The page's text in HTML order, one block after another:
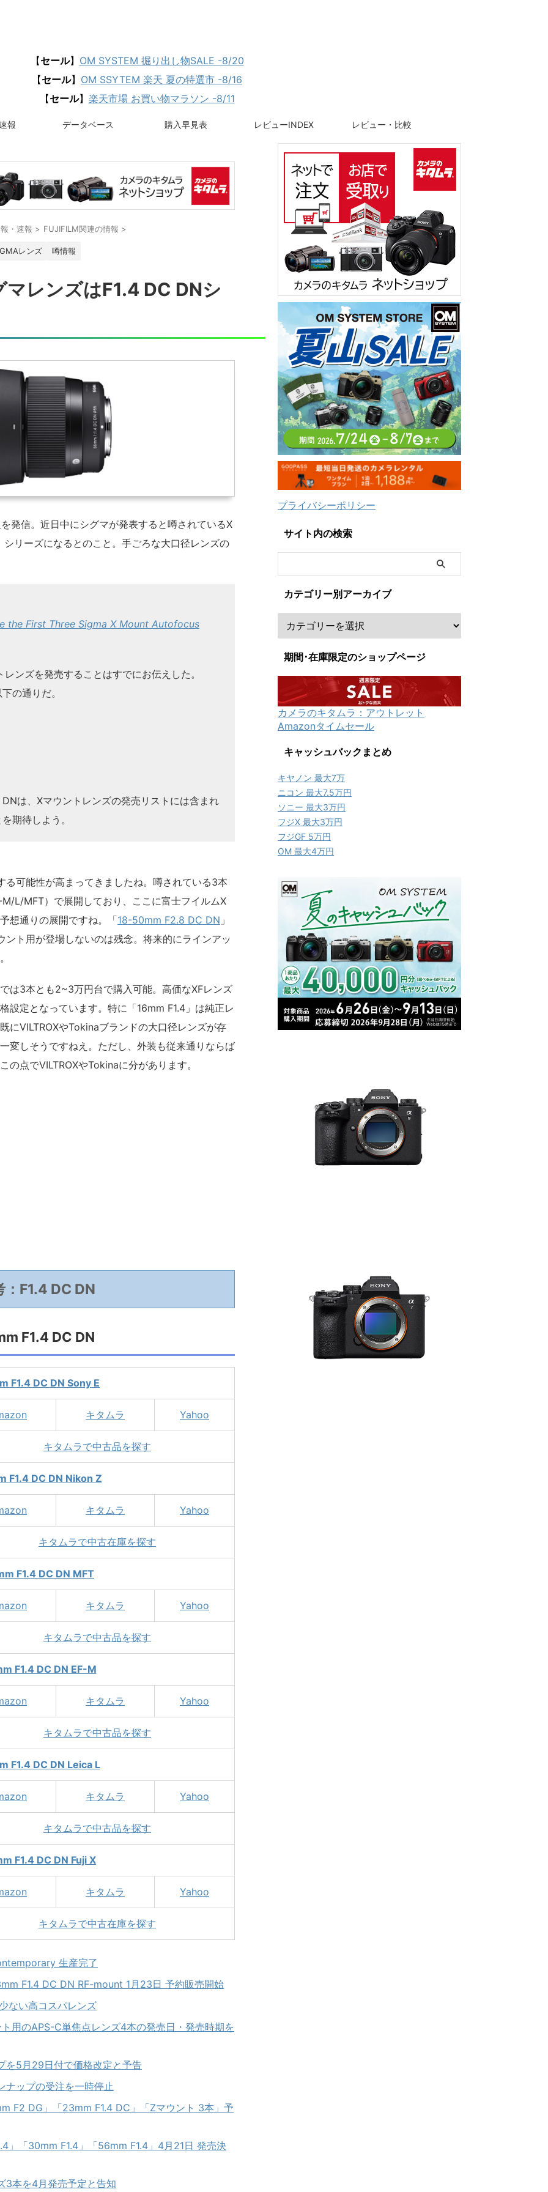
【セール】 OM SYSTEM 掘り出し物SALE -8/20
【セール】 OM SSYTEM 楽天 夏の特選市 -8/16
【セール】 楽天市場 お買い物マラソン -8/11
報 データベース 購入早見表 レビューINDEX レビュー・比較
・速報 > FUJIFILM関連の情報 >
レンズ 噂情報
レンズはF1.4 DC DNシ
発信。近日中にシグマが発表すると噂されているX
リーズになるとのこと。手ごろな大口径レンズの
the First Three Sigma X Mount Autofocus
ンズを発売することはすでにお伝えした。
の通りだ。
は、Xマウントレンズの発売リストには含まれ
期待しよう。
る可能性が高まってきましたね。噂されている3本
L/MFT）で展開しており、ここに富士フイルムX
想通りの展開ですね。「18-50mm F2.8 DC DN 」
ント用が登場しないのは残念。将来的にラインアッ
は3本とも2~3万円台で購入可能。高価なXFレンズ
設定となっています。特に「16mm F1.4」は純正レ
にVILTROXやTokinaブランドの大口径レンズが存
変しそうですねえ。ただし、外装も従来通りならば
の点でVILTROXやTokinaに分があります。
：F1.4 DC DN
F1.4 DC DN
F1.4 DC DN Sony E
キタムラ Yahoo
キタムラで中古品を探す
F1.4 DC DN Nikon Z
キタムラ Yahoo
キタムラで中古在庫を探す
F1.4 DC DN MFT
キタムラ Yahoo
キタムラで中古品を探す
F1.4 DC DN EF-M
キタムラ Yahoo
キタムラで中古品を探す
F1.4 DC DN Leica L
キタムラ Yahoo
キタムラで中古品を探す
F1.4 DC DN Fuji X
キタムラ Yahoo
キタムラで中古在庫を探す
生産完了
F1.4 DC DN RF-mount 1月23日 予約販売開始
ない高コスパレンズ
ト用のAPS-C単焦点レンズ4本の発売日・発売時期を
を5月29日付で価格改定と予告
ナップの受注を一時停止
F2 DG」「23mm F1.4 DC」「Zマウント 3本」予
」「30mm F1.4」「56mm F1.4」4月21日 発売決
3本を4月発売予定と告知
プライバシーポリシー
サイト内の検索
カテゴリー別アーカイブ
期間･在庫限定のショップページ
カメラのキタムラ：アウトレット
Amazonタイムセール
キャッシュバックまとめ
キヤノン 最大7万
ニコン 最大7.5万円
ソニー 最大3万円
フジX 最大3万円
フジGF 5万円
OM 最大4万円